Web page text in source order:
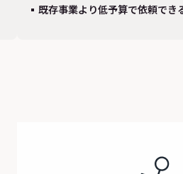
既存事業より低予算で依頼でき